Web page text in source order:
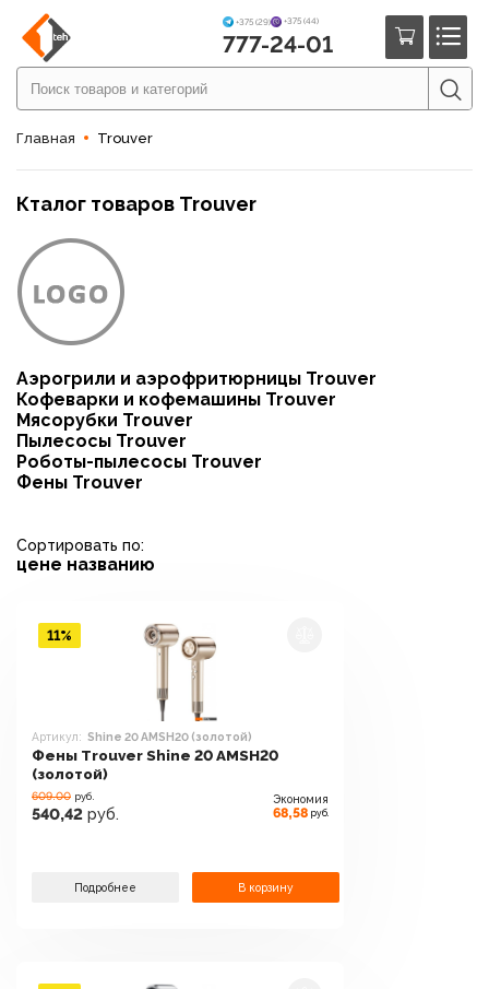
+375 (29) +375 (44)
777-24-01
Главная Trouver
Кталог товаров Trouver
Аэрогрили и аэрофритюрницы Trouver
Кофеварки и кофемашины Trouver
Мясорубки Trouver
Пылесосы Trouver
Роботы-пылесосы Trouver
Фены Trouver
Сортировать по:
цене названию
Артикул: Shine 20 AMSH20 (золотой)
Фены Trouver Shine 20 AMSH20
(золотой)
609.00 руб.
540,42 руб.
Экономия
68,58 руб.
Подробнее В корзину
11%